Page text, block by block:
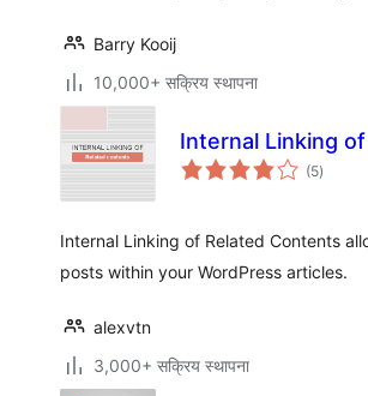
Barry Kooij
10,000+ सक्रिय स्थापना
Internal Linking
(5कुल
रेटिङ्गहरू
)
Internal Linking of Related Contents
posts within your WordPress articles.
alexvtn
3,000+ सक्रिय स्थापना